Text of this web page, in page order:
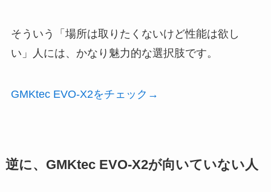
そういう「場所は取りたくないけど性能は欲し
い」人には、かなり魅力的な選択肢です。
GMKtec EVO-X2をチェック→
逆に、GMKtec EVO-X2が向いていない人